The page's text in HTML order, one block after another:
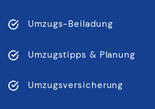
Umzugs-Beiladung
Umzugstipps & Planung
Umzugsversicherung